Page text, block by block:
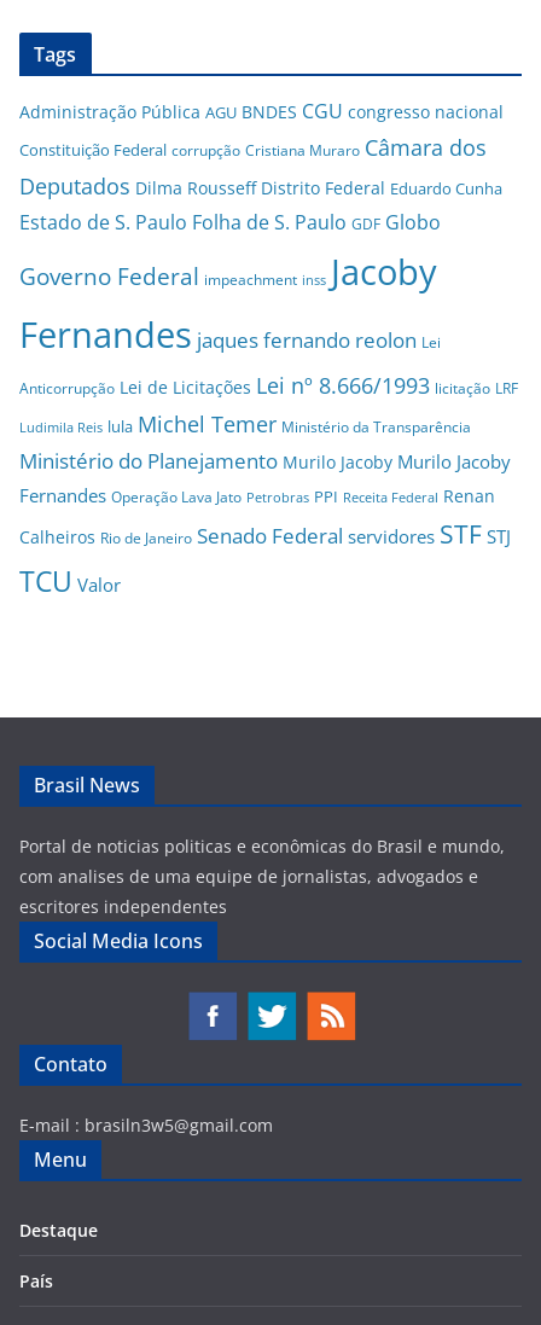
Tags
Administração Pública AGU BNDES CGU congresso nacional
Constituição Federal corrupção Cristiana Muraro Câmara dos
Deputados Dilma Rousseff Distrito Federal Eduardo Cunha
Estado de S. Paulo Folha de S. Paulo GDF Globo
Governo Federal impeachment inss Jacoby
Fernandes jaques fernando reolon Lei
Anticorrupção Lei de Licitações Lei nº 8.666/1993 licitação LRF
Ludimila Reis lula Michel Temer Ministério da Transparência
Ministério do Planejamento Murilo Jacoby Murilo Jacoby
Fernandes Operação Lava Jato Petrobras PPI Receita Federal Renan
Calheiros Rio de Janeiro Senado Federal servidores STF STJ
TCU Valor
Brasil News
Portal de noticias politicas e econômicas do Brasil e mundo,
com analises de uma equipe de jornalistas, advogados e
escritores independentes
Social Media Icons
Contato
E-mail : brasiln3w5@gmail.com
Menu
Destaque
País